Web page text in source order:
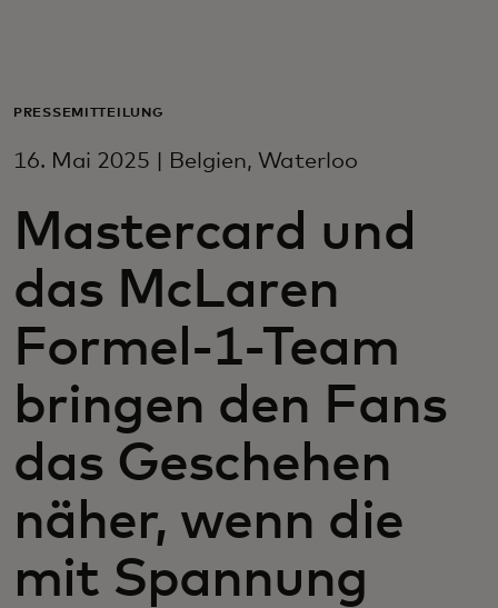
Für Unternehmen
Für Innovatoren
Neuigkeiten und Trends
PRESSEMITTEILUNG
16. Mai 2025 | Belgien, Waterloo
Mastercard und
das McLaren
Formel-1-Team
bringen den Fans
das Geschehen
näher, wenn die
mit Spannung